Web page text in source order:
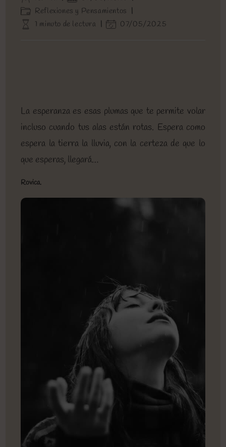
de
la
entrada:
la
entrada:
Categoría
de
la
Reflexiones y Pensamientos
Tiempo1 minuto de lectura
Última07/05/2025
La esperanza es esas plumas que te permite volar
incluso cuando tus alas están rotas. Espera como
espera la tierra la lluvia, con la certeza de que lo
que esperas, llegará…
Rovica.